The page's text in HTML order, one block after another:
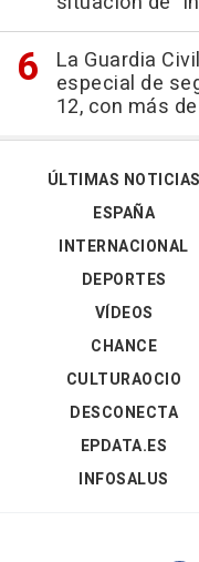
La Guardia
especial de
12, con más
ÚLTIMAS NOTICIAS
ESPAÑA
INTERNACIONAL
DEPORTES
VÍDEOS
CHANCE
CULTURAOCIO
DESCONECTA
EPDATA.ES
INFOSALUS